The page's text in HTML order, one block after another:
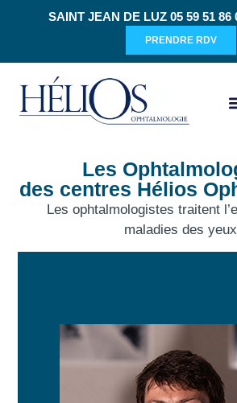
SAINT JEAN DE LUZ 05 59 51 86
PRENDRE RDV
Les
des centres Hélios
Les ophtalmologistes traitent
maladies des yeux